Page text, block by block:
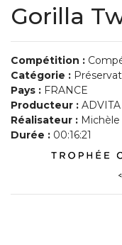
Gorilla
Compétition :
Catégorie :
Pays : FRANCE
Producteur :
Réalisateur :
Durée : 00:16:21